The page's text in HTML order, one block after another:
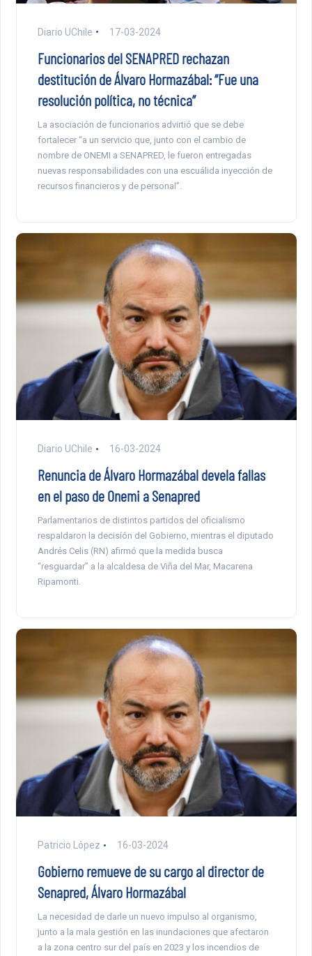
Diario UChile 17-03-2024
Funcionarios del SENAPRED rechazan
destitución de Álvaro Hormazábal: “Fue una
resolución política, no técnica”
La asociación de funcionarios advirtió que se debe
fortalecer “a un servicio que, junto con el cambio de
nombre de ONEMI a SENAPRED, le fueron entregadas
nuevas responsabilidades con una escuálida inyección de
recursos financieros y de personal”.
Diario UChile 16-03-2024
Renuncia de Álvaro Hormazábal devela fallas
en el paso de Onemi a Senapred
Parlamentarios de distintos partidos del oficialismo
respaldaron la decisíón del Gobierno, mientras el diputado
Andrés Celis (RN) afirmó que la medida busca
“resguardar” a la alcaldesa de Viña del Mar, Macarena
Ripamonti.
Patricio López 16-03-2024
Gobierno remueve de su cargo al director de
Senapred, Álvaro Hormazábal
La necesidad de darle un nuevo impulso al organismo,
junto a la mala gestión en las inundaciones que afectaron
a la zona centro sur del país en 2023 y los incendios de